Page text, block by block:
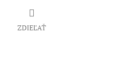
ZDIEĽAŤ